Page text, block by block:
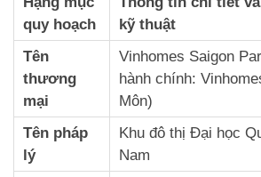
quy hoạch
kỹ thuật
Tên
thương
mại
Vinhomes Saigon
hành chính:
Môn)
Tên pháp
lý
Khu đô thị Đại học
Nam